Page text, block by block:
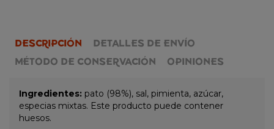
DESCRIPCIÓN
DETALLES DE ENVÍO
MÉTODO DE CONSERVACIÓN
OPINIONES
Ingredientes: pato (98%), sal, pimienta, azúcar,
especias mixtas. Este producto puede contener
huesos.